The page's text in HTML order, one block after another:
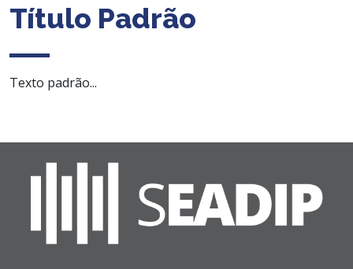
Título Padrão
Texto padrão...